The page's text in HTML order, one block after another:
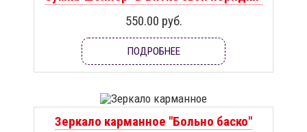
550.00 руб.
ПОДРОБНЕЕ
Зеркало карманное "Больно баско"